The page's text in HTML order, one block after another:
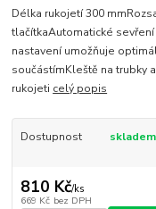
Délka rukojetí 300
tlačítkaAutomatické
nastavení umožňuje
součástímKleště na trubky
rukojeti celý popis
Dostupnost skladem
810 Kč/ks
669 Kč bez DPH